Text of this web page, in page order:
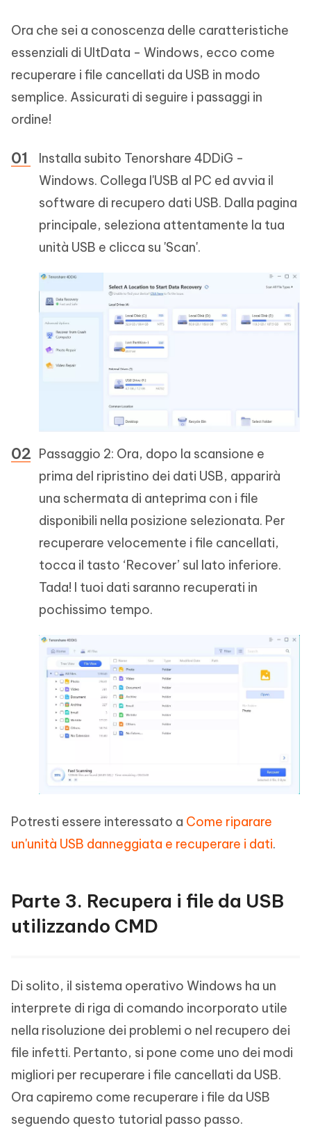
Ora che sei a conoscenza delle caratteristiche
essenziali di UltData - Windows, ecco come
recuperare i file cancellati da USB in modo
semplice. Assicurati di seguire i passaggi in
ordine!
Installa subito Tenorshare 4DDiG -
Windows. Collega l'USB al PC ed avvia il
software di recupero dati USB. Dalla pagina
principale, seleziona attentamente la tua
unità USB e clicca su 'Scan'.
Passaggio 2: Ora, dopo la scansione e
prima del ripristino dei dati USB, apparirà
una schermata di anteprima con i file
disponibili nella posizione selezionata. Per
recuperare velocemente i file cancellati,
tocca il tasto ‘Recover’ sul lato inferiore.
Tada! I tuoi dati saranno recuperati in
pochissimo tempo.
Potresti essere interessato a Come riparare
un'unità USB danneggiata e recuperare i dati.
Parte 3. Recupera i file da USB
utilizzando CMD
Di solito, il sistema operativo Windows ha un
interprete di riga di comando incorporato utile
nella risoluzione dei problemi o nel recupero dei
file infetti. Pertanto, si pone come uno dei modi
migliori per recuperare i file cancellati da USB.
Ora capiremo come recuperare i file da USB
seguendo questo tutorial passo passo.